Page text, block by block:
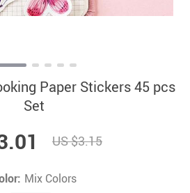
Paper Stickers 45 pcs
Set
US $3.15
Mix Colors